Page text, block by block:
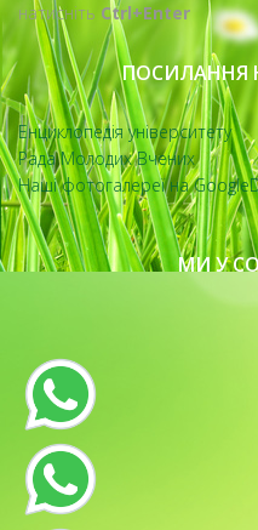
натисніть Ctrl+Enter
ПОСИЛАННЯ
Енциклопедія університету
Рада Молодих Вчених
Наші фотогалереї на
МИ У